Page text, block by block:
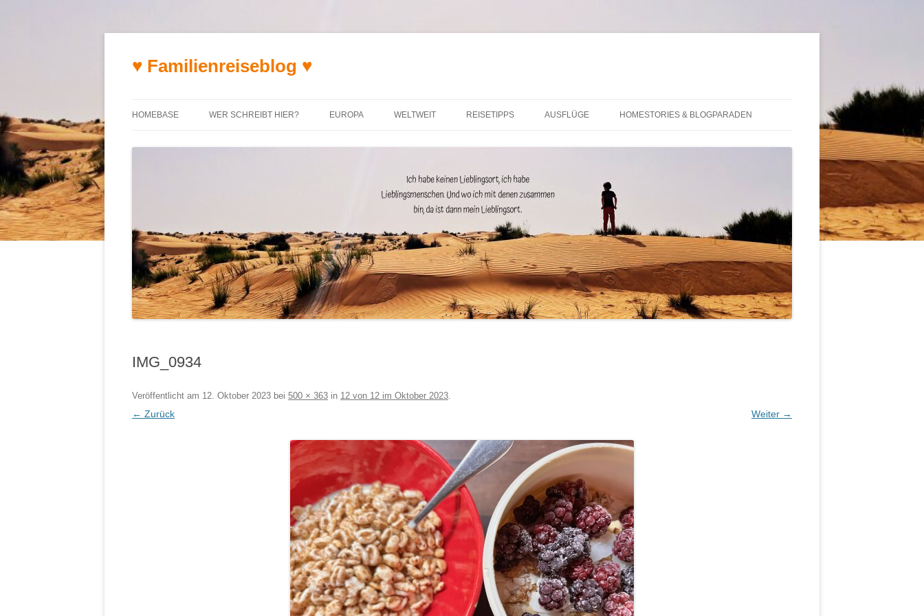
♥ Familienreiseblog ♥
HOMEBASE WER SCHREIBT HIER? EUROPA WELTWEIT REISETIPPS AUSFLÜGE HOMESTORIES & BLOGPARADEN
IMG_0934
Veröffentlicht am 12. Oktober 2023 bei 500 × 363 in 12 von 12 im Oktober 2023.
← Zurück Weiter →